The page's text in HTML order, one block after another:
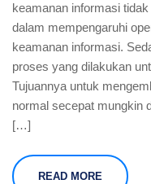
keamanan informasi
dalam mempengaruhi
keamanan informasi.
proses yang dilakukan
Tujuannya untuk
normal secepat mungkin
[…]
READ MORE